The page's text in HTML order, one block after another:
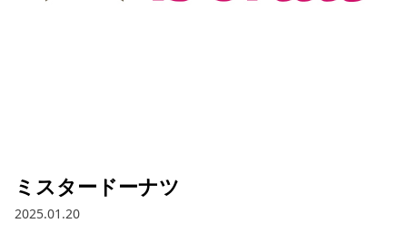
ミスタードーナツ
2025.01.20